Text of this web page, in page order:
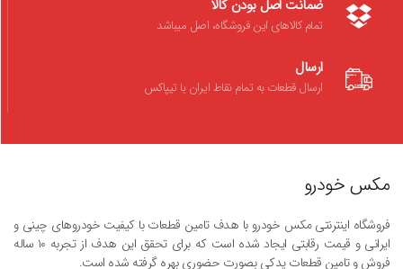
ضمانت اصل بودن کالا
تمام کالاهای این فروشگاه، اصل میباشد
ارسال
ارسال قطعات به تمام نقاط ایران با تیپاکس
مکس خودرو
فروشگاه اینترنتی مکس خودرو با هدف تامین قطعات با کیفیت خودروهای چینی و
ایرانی و قیمت رقابتی ایجاد شده است که برای تحقق این هدف از تجربه ۱۰ ساله
فروش و تامین قطعات یدکی بصورت حضوری بهره گرفته شده است.